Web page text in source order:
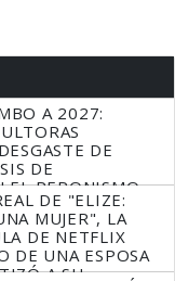
A 2027:
DE
DE
EL PERONISMO
DE "ELIZE:
MUJER", LA
DE NETFLIX
DE UNA ESPOSA
A SU